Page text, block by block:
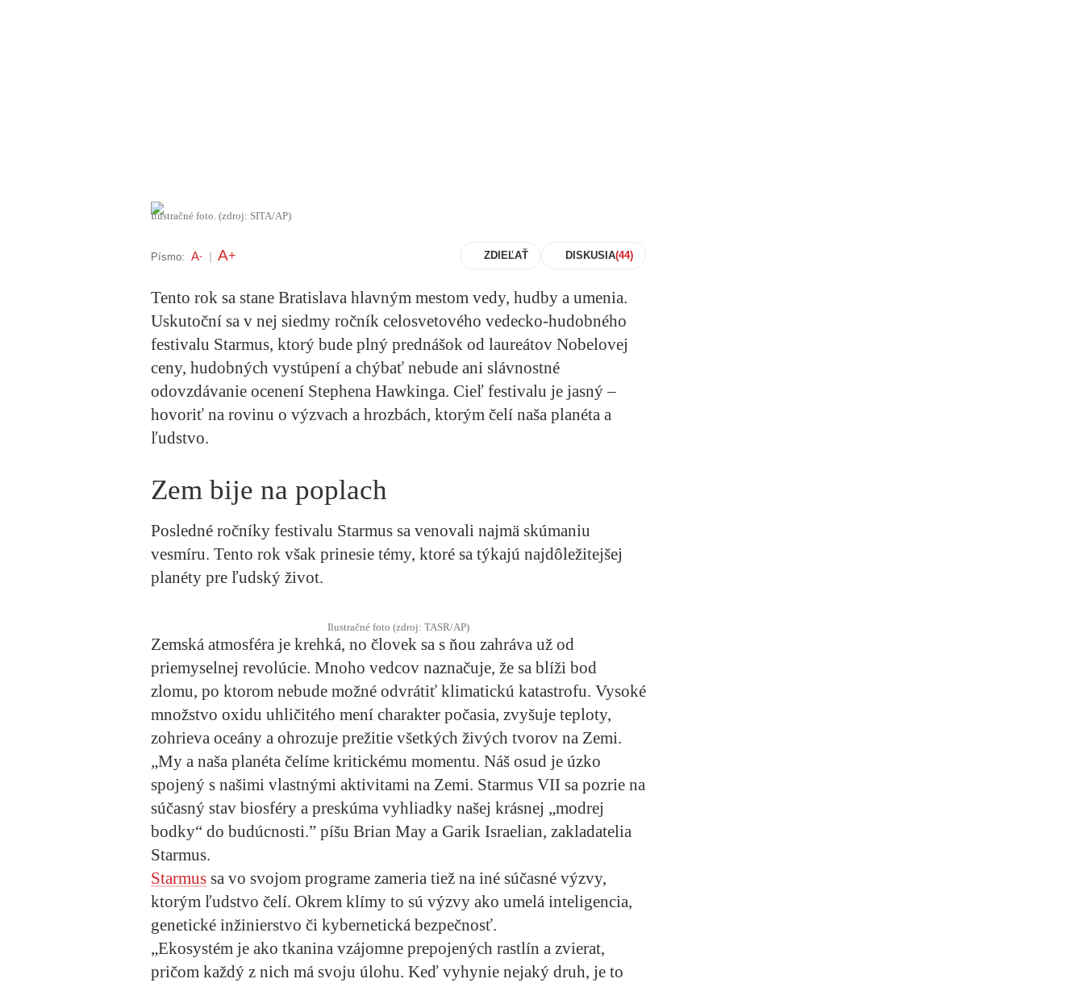
Ilustračné foto. (zdroj: SITA/AP)
Písmo: A- A+ ZDIEĽAŤ DISKUSIA
Tento rok sa stane Bratislava hlavným mestom vedy, hudby a umenia.
Uskutoční sa v nej siedmy ročník celosvetového vedecko-hudobného
festivalu Starmus, ktorý bude plný prednášok od laureátov Nobelovej
ceny, hudobných vystúpení a chýbať nebude ani slávnostné
odovzdávanie ocenení Stephena Hawkinga. Cieľ festivalu je jasný –
hovoriť na rovinu o výzvach a hrozbách, ktorým čelí naša planéta a
ľudstvo.
Zem bije na poplach
Posledné ročníky festivalu Starmus sa venovali najmä skúmaniu
vesmíru. Tento rok však prinesie témy, ktoré sa týkajú najdôležitejšej
planéty pre ľudský život.
Ilustračné foto (zdroj: TASR/AP)
Zemská atmosféra je krehká, no človek sa s ňou zahráva už od
priemyselnej revolúcie. Mnoho vedcov naznačuje, že sa blíži bod
zlomu, po ktorom nebude možné odvrátiť klimatickú katastrofu. Vysoké
množstvo oxidu uhličitého mení charakter počasia, zvyšuje teploty,
zohrieva oceány a ohrozuje prežitie všetkých živých tvorov na Zemi.
„My a naša planéta čelíme kritickému momentu. Náš osud je úzko
spojený s našimi vlastnými aktivitami na Zemi. Starmus VII sa pozrie na
súčasný stav biosféry a preskúma vyhliadky našej krásnej „modrej
bodky“ do budúcnosti.” píšu Brian May a Garik Israelian, zakladatelia
Starmus.
Starmus sa vo svojom programe zameria tiež na iné súčasné výzvy,
ktorým ľudstvo čelí. Okrem klímy to sú výzvy ako umelá inteligencia,
genetické inžinierstvo či kybernetická bezpečnosť.
„Ekosystém je ako tkanina vzájomne prepojených rastlín a zvierat,
pričom každý z nich má svoju úlohu. Keď vyhynie nejaký druh, je to